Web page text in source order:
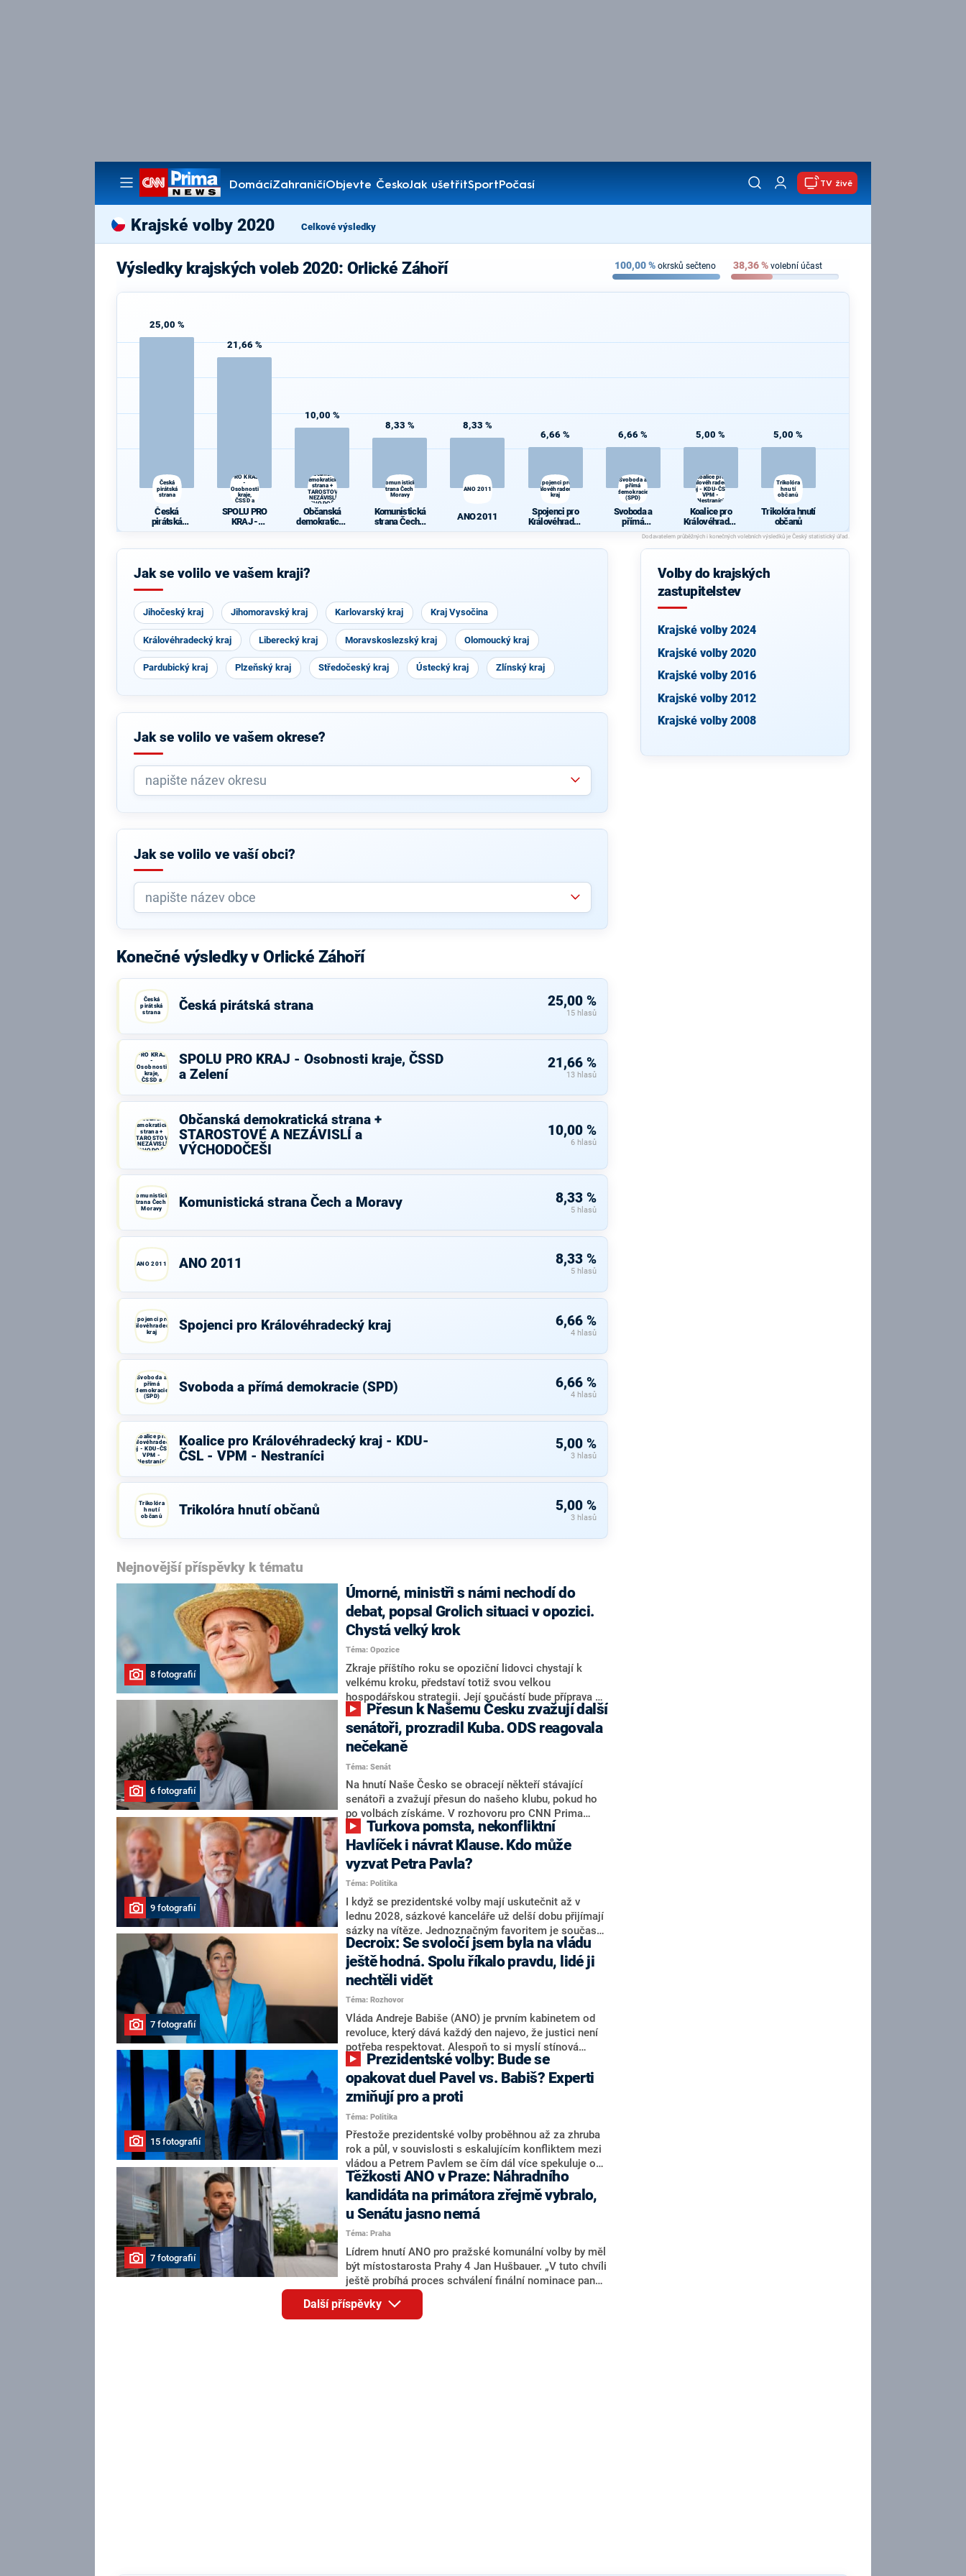
DomácíZahraničíObjevte ČeskoJak ušetřitSportPočasí
Pořady
TV živě
Krajské volby 2020 Celkové výsledky
Výsledky krajských voleb 2020: Orlické Záhoří 100,00% okrsků sečteno 38,36% volební účast
25,00 %
Česká
pirátská
strana
Česká
pirátská
21,66 %
PRO KRAJ
-
Osobnosti
kraje,
ČSSD a
SPOLU PRO
KRAJ -
Zelení
10,00 %
Občanská
demokratická
strana +
STAROSTOVÉ
A NEZÁVISLÍ a
VÝCHODOČEŠI
Občanská
demokratická
A NEZÁVISLÍ
VÝCHODOČE
8,33 %
Komunistická
strana Čech a
Moravy
Komunistická
strana Čech a
8,33 %
ANO 2011
ANO 2011
6,66 %
Spojenci pro
Královéhradecký
kraj
Spojenci pro
Královéhradec
ký kraj
6,66 %
Svoboda a
přímá
demokracie
(SPD)
Svoboda a
přímá
demokracie
(SPD)
5,00 %
Koalice pro
Královéhradecký
kraj - KDU-ČSL -
VPM -
Nestraníci
Koalice pro
Královéhradec
ký kraj - KDU-
ČSL - VPM -
Nestraníci
5,00 %
Trikolóra
hnutí
občanů
Trikolóra hnutí
občanů
Jak se volilo ve vašem kraji?
Jihočeský kraj Jihomoravský kraj Karlovarský kraj Kraj Vysočina
Královéhradecký kraj Liberecký kraj Moravskoslezský kraj Olomoucký kraj
Pardubický kraj Plzeňský kraj Středočeský kraj Ústecký kraj Zlínský kraj
Jak se volilo ve vašem okrese?
Jak se volilo ve vaší obci?
Konečné výsledky v Orlické Záhoří
Česká
pirátská
strana
Česká pirátská strana 25,00 %
15 hlasů
PRO KRAJ
-
Osobnosti
kraje,
ČSSD a
Zelení
SPOLU PRO KRAJ - Osobnosti kraje, ČSSD
a Zelení
21,66 %
13 hlasů
Občanská
demokratická
strana +
STAROSTOVÉ
A NEZÁVISLÍ a
VÝCHODOČEŠI
Občanská demokratická strana +
STAROSTOVÉ A NEZÁVISLÍ a
VÝCHODOČEŠI
10,00 %
6 hlasů
Komunistická
strana Čech a
Moravy
Komunistická strana Čech a Moravy 8,33 %
5 hlasů
ANO 2011 ANO 2011 8,33 %
5 hlasů
Spojenci pro
Královéhradecký
kraj
Spojenci pro Královéhradecký kraj 6,66 %
4 hlasů
Svoboda a
přímá
demokracie
(SPD)
Svoboda a přímá demokracie (SPD) 6,66 %
4 hlasů
Koalice pro
Královéhradecký
kraj - KDU-ČSL -
VPM -
Nestraníci
Koalice pro Královéhradecký kraj - KDU-
ČSL - VPM - Nestraníci
5,00 %
3 hlasů
Trikolóra
hnutí
občanů
Trikolóra hnutí občanů 5,00 %
3 hlasů
Nejnovější příspěvky k tématu
8 fotografií
Úmorné, ministři s námi nechodí do
debat, popsal Grolich situaci v opozici.
Chystá velký krok
Téma: Opozice
Zkraje příštího roku se opoziční lidovci chystají k
velkému kroku, představí totiž svou velkou
hospodářskou strategii. Její součástí bude příprava na
stárnutí populace, řekl ve středu na setkání s novináři
nový předseda lidovců Jan Grolich. Ten zároveň v
senátních volbách kandiduje ve Vyškově. Popsal i
aktivitu opozice, o níž vládní strany nebo političtí
komentátoři mluví jako o slabé a v defenzivě. „Je to
úmorná práce upozorňovat na chyby vlády. Ministři s
námi navíc nechodí do debat. Chceme ale ukazovat
svoje témata,“ odpověděl Grolich na dotaz CNN Prima
NEWS.
6 fotografií
senátoři, prozradil Kuba. ODS reagovala
nečekaně
Téma: Senát
Na hnutí Naše Česko se obracejí někteří stávající
senátoři a zvažují přesun do našeho klubu, pokud ho
po volbách získáme. V rozhovoru pro CNN Prima
NEWS to řekl zakladatel hnutí a jihočeský hejtman
Martin Kuba. Konkrétní nebyl, ale získat by takto mohl
například senátora Zdeňka Hrabu, který je dnes
součástí klubu ODS a TOP 09. Hraba to na dotaz
redakce nevyloučil. Předseda klubu senátorů ODS
Zdeněk Nytra redakci řekl, že počítá s odchodem
některých senátorů z klubu a že Naše Česko není
nepřítel, ale soupeř.
9 fotografií
Havlíček i návrat Klause. Kdo může
vyzvat Petra Pavla?
Téma: Politika
I když se prezidentské volby mají uskutečnit až v
lednu 2028, sázkové kanceláře už delší dobu přijímají
sázky na vítěze. Jednoznačným favoritem je současná
hlava státu Petr Pavel. Daleko za ním pak bookmakeři
zmiňují dva výrazné politiky ANO, tedy premiéra
Andreje Babiše a ministra průmyslu Karla Havlíčka.
Oblíbeným tipem samotných sázkařů je poslanec za
Motoristy Filip Turek. Politolog Jan Kubáček nicméně
o případné kandidatuře kohokoliv ze zmíněné trojice
značně pochybuje. Podle něj současná koalice dosud
nemá osobu, která by Pavlovi mohla konkurovat.
7 fotografií
Decroix: Se svoločí jsem byla na vládu
ještě hodná. Spolu říkalo pravdu, lidé ji
nechtěli vidět
Téma: Rozhovor
Vláda Andreje Babiše (ANO) je prvním kabinetem od
revoluce, který dává každý den najevo, že justici není
potřeba respektovat. Alespoň to si myslí stínová
ministryně spravedlnosti ODS Eva Decroix. V
rozhovoru pro CNN Prima NEWS si nebrala servítky
ohledně politického výkonu svého nástupce Jeronýma
Tejce (za ANO) či vládní zmocněnkyně pro lidská
práva Taťány Malé (ANO). Označením „svoloč“ na
adresu vlády prý byla ještě hodná. Decroix se také
vrátila k volební porážce koalice Spolu či promluvila o
hnutí Naše Česko Martina Kuby.
15 fotografií
opakovat duel Pavel vs. Babiš? Experti
zmiňují pro a proti
Téma: Politika
Přestože prezidentské volby proběhnou až za zhruba
rok a půl, v souvislosti s eskalujícím konfliktem mezi
vládou a Petrem Pavlem se čím dál více spekuluje o
tom, koho by do bitvy o Hrad mohla vyslat současná
koalice. Někteří političtí komentátoři znovu vytahují
jméno premiéra Andreje Babiše (ANO). Jak moc je
pravděpodobné, že se v prezidentských volbách 2028
bude znovu opakovat souboj z roku 2023?
7 fotografií
Těžkosti ANO v Praze: Náhradního
kandidáta na primátora zřejmě vybralo,
u Senátu jasno nemá
Téma: Praha
Lídrem hnutí ANO pro pražské komunální volby by měl
být místostarosta Prahy 4 Jan Hušbauer. „V tuto chvíli
ještě probíhá proces schválení finální nominace pana
Jana Hušbauera Výborem hnutí ANO,“ uvedl pro
redakci místopředseda pražského ANO Martin
Benkovič. O Hušbauerovi se spekulovalo jako o
Další příspěvky
Volby do krajských
zastupitelstev
Krajské volby 2024
Krajské volby 2020
Krajské volby 2016
Krajské volby 2012
Krajské volby 2008